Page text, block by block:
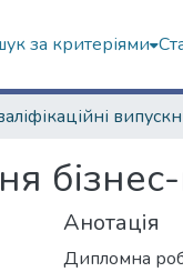
за критеріями
Анотація
Дипломна